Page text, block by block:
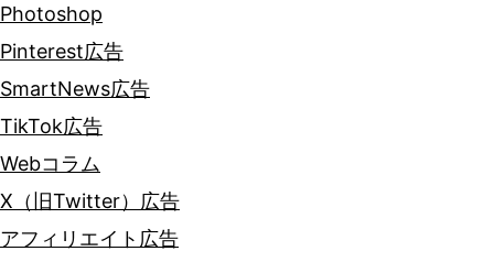
Photoshop
Pinterest広告
SmartNews広告
TikTok広告
Webコラム
X（旧Twitter）広告
アフィリエイト広告